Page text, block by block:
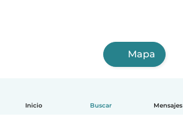
Inicio Buscar Mensajes
Mapa